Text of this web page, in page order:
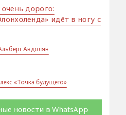
дорого:
идёт в ногу с
Авдолян
«Точка будущего»
новости в WhatsApp